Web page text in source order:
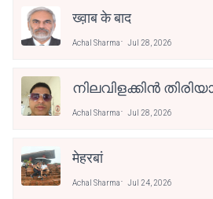
ख्व़ाब के बाद
Achal Sharma Jul 28, 2026
നിലവിളക്കിൻ
Achal Sharma Jul 28, 2026
मेहरबां
Achal Sharma Jul 24, 2026